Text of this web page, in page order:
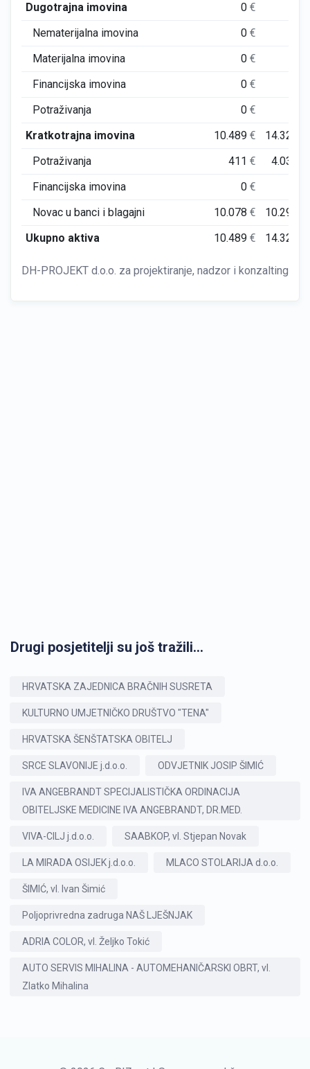
Dugotrajna imovina 0€
Nematerijalna imovina
0€
Materijalna imovina
0€
Financijska imovina
0€
Potraživanja
0€
Kratkotrajna imovina
10.489€ 14.329
Potraživanja
411€ 4.037
Financijska imovina
0€
Novac u banci i blagajni
10.078€ 10.291
Ukupno aktiva
10.489€ 14.329
DH-PROJEKT d.o.o. za projektiranje, nadzor i konzalting
Drugi posjetitelji su još tražili...
HRVATSKA ZAJEDNICA BRAČNIH SUSRETA
KULTURNO UMJETNIČKO DRUŠTVO "TENA"
HRVATSKA ŠENŠTATSKA OBITELJ
SRCE SLAVONIJE j.d.o.o. ODVJETNIK JOSIP ŠIMIĆ
IVA ANGEBRANDT SPECIJALISTIČKA ORDINACIJA
OBITELJSKE MEDICINE IVA ANGEBRANDT, DR.MED.
VIVA-CILJ j.d.o.o. SAABKOP, vl. Stjepan Novak
LA MIRADA OSIJEK j.d.o.o. MLACO STOLARIJA d.o.o.
ŠIMIĆ, vl. Ivan Šimić
Poljoprivredna zadruga NAŠ LJEŠNJAK
ADRIA COLOR, vl. Željko Tokić
AUTO SERVIS MIHALINA - AUTOMEHANIČARSKI OBRT, vl.
Zlatko Mihalina